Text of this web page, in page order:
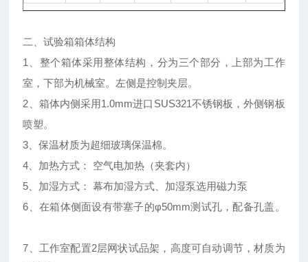
二、试验箱箱体结构
1、整个箱体采用整体结构，分为三个部分，上部为工作
室，下部为机械室。左侧是控制夹层。
2、箱体内侧采用1.0mm进口SUS321不锈钢板，外侧钢板
喷塑。
3、保温材质为超细玻璃保温棉。
4、加热方式： 空气电加热（夹套内）
5、加湿方式： 幕布加湿方式、加湿泵选用磁力泵
6、在箱体侧面设有带塞子的φ50mm测试孔，配备孔盖。
7、工作室配置2层网状试品架，高度可自动调节，材质为